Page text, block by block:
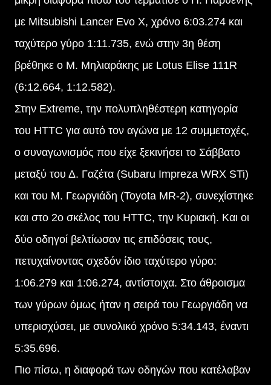
με Mitsubishi Lancer Evo X, χρόνο 6:03.274 και
ταχύτερο γύρο 1:11.735, ενώ στην 3η θέση
βρέθηκε ο Μ. Μηλιαράκης με Lotus Elise 111R
(6:12.664, 1:12.582).
Στην Extreme, την πολυπληθέστερη κατηγορία
του HTTC για αυτό τον αγώνα με 12 συμμετοχές,
ο συναγωνισμός που είχε ξεκινήσει το Σάββατο
μεταξύ του Δ. Γαζέτα (Subaru Impreza WRX STi)
και του M. Γεωργιάδη (Toyota MR-2), συνεχίστηκε
και στο 2ο σκέλος του HTTC, την Κυριακή. Και οι
δύο οδηγοί βελτίωσαν τις επιδόσεις τους,
πετυχαίνοντας σχεδόν ίδιο ταχύτερο γύρο:
1:06.279 και 1:06.274, αντίστοιχα. Στο άθροισμα
των γύρων όμως ήταν η σειρά του Γεωργιάδη να
υπερισχύσει, με συνολικό χρόνο 5:34.143, έναντι
5:35.696.
Πιο πίσω, η διαφορά των οδηγών που κατέλαβαν